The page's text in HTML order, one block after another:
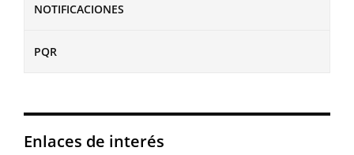
NOTIFICACIONES
PQR
Enlaces de interés